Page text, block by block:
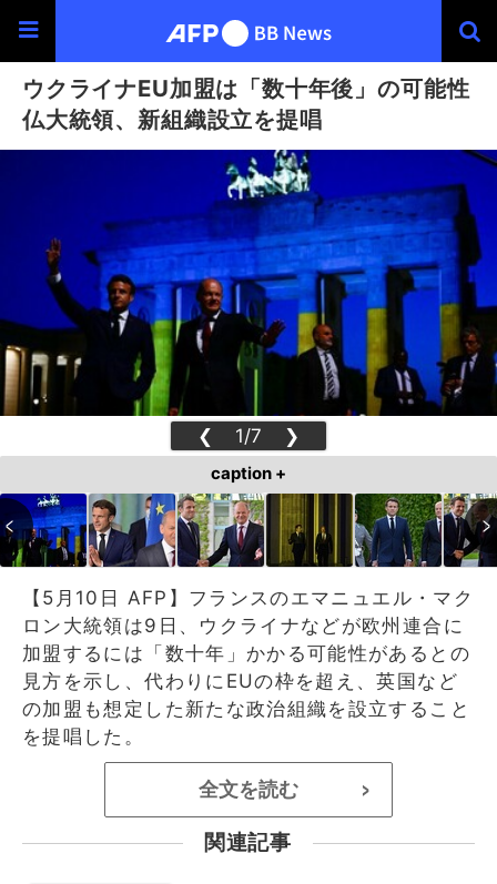
ウクライナEU加盟は「数十年後」の可能性
仏大統領、新組織設立を提唱
❮ 1/7 ❯
caption +
【5月10日 AFP】フランスのエマニュエル・マク
ロン大統領は9日、ウクライナなどが欧州連合に
加盟するには「数十年」かかる可能性があるとの
見方を示し、代わりにEUの枠を超え、英国など
の加盟も想定した新たな政治組織を設立すること
を提唱した。
全文を読む >
関連記事